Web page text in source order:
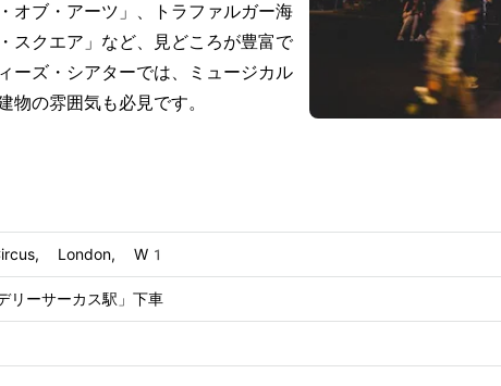
オブ・アーツ」、トラファルガー海
スクエア」など、見どころが豊富で
ーズ・シアターでは、ミュージカル
物の雰囲気も必見です。
London, W1
リーサーカス駅」下車